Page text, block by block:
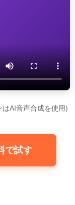
AI音声合成を使用)
で試す